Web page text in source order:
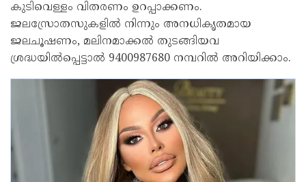
കുടിവെള്ളം വിതരണം ഉറപ്പാക്കണം.
ജലസ്രോതസുകളിൽ നിന്നും അനധികൃതമായ
ജലചൂഷണം, മലിനമാക്കൽ തുടങ്ങിയവ
ശ്രദ്ധയിൽപ്പെട്ടാൽ 9400987680 നമ്പറിൽ അറിയിക്കാം.